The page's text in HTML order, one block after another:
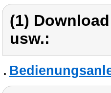
(1)
usw.: